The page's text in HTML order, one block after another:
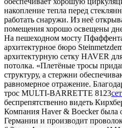
накопление тепла перед
работать снаружи. Из неё
помещения хорошо освещены
На пешеходном мосту
архитектурное бюро
архитектурную сетку HAVER
потолка. «Плетёные тросы
структуру, а стержни
равномерное отражение.
трос MULTI-BARRETTE 8123
беспрепятственно видеть
Компания Haver & Boecker была
Германии и производит